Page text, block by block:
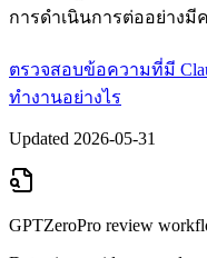
การดำเนินการต่ออย่างมี
ตรวจสอบข้อความที่มี
ทำงานอย่างไร
Updated 2026-05-31
GPTZeroPro review